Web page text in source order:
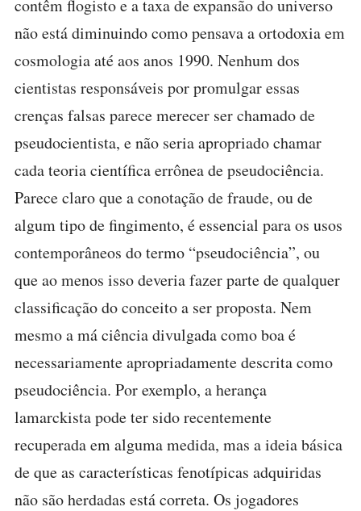
contêm flogisto e a taxa de expansão do universo
não está diminuindo como pensava a ortodoxia em
cosmologia até aos anos 1990. Nenhum dos
cientistas responsáveis por promulgar essas
crenças falsas parece merecer ser chamado de
pseudocientista, e não seria apropriado chamar
cada teoria científica errônea de pseudociência.
Parece claro que a conotação de fraude, ou de
algum tipo de fingimento, é essencial para os usos
contemporâneos do termo “pseudociência”, ou
que ao menos isso deveria fazer parte de qualquer
classificação do conceito a ser proposta. Nem
mesmo a má ciência divulgada como boa é
necessariamente apropriadamente descrita como
pseudociência. Por exemplo, a herança
lamarckista pode ter sido recentemente
recuperada em alguma medida, mas a ideia básica
de que as características fenotípicas adquiridas
não são herdadas está correta. Os jogadores